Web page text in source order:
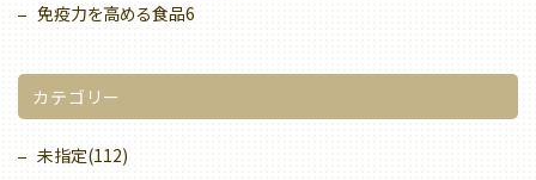
免疫力を高める食品6
カテゴリー
未指定(112)